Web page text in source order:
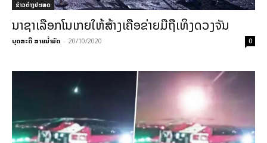
ຂ່າວຕ່າງປະເທດ
ນາຊາເລືອກໂນເກຍໃຫ້ສ້າງເຄືອຂ່າຍມືຖືເທິງດວງຈັນ
ບຸດສະດີ ສາຍນ້ຳມັດ - 20/10/2020 0